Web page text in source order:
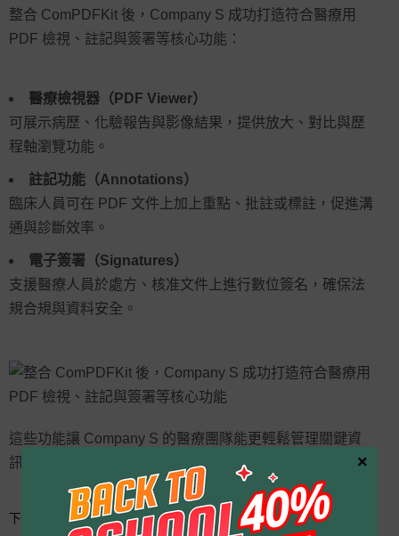
整合 ComPDFKit 後，Company S 成功打造符合醫療用
PDF 檢視、註記與簽署等核心功能：
醫療檢視器（PDF Viewer）
可展示病歷、化驗報告與影像結果，提供放大、對比與歷
程軸瀏覽功能。
註記功能（Annotations）
臨床人員可在 PDF 文件上加上重點、批註或標註，促進溝
通與診斷效率。
電子簽署（Signatures）
支援醫療人員於處方、核准文件上進行數位簽名，確保法
規合規與資料安全。
這些功能讓 Company S 的醫療團隊能更輕鬆管理關鍵資
訊，也讓系統具有更優秀的可維護性與彈性。
下一步：持續優化醫療文件生態
×